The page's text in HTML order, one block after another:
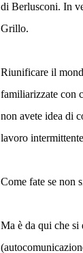
di Berlusconi. In
Grillo.
Riunificare il
familiarizzate con
non avete idea di
lavoro
Come fate se non
Ma è da qui che